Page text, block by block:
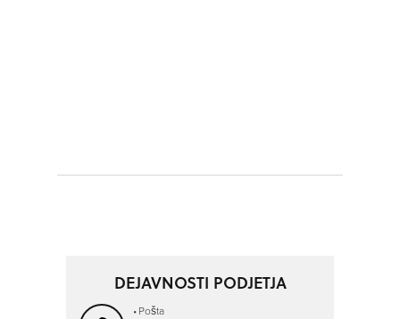
DEJAVNOSTI PODJETJA
Pošta